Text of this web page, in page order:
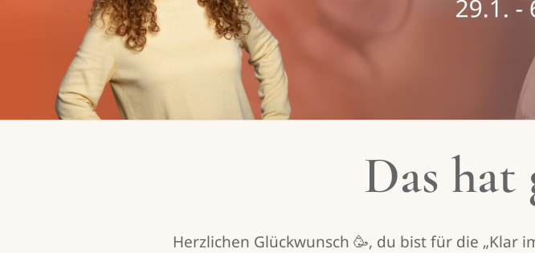
Das hat
Herzlichen Glückwunsch 🥳, du bist für die „Klar